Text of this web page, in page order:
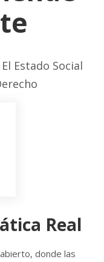
Estado Social
Real
donde las